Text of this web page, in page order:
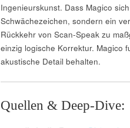
Ingenieurskunst. Dass Magico
Schwächezeichen, sondern ein
Rückkehr von Scan-Speak zu
einzig logische Korrektur. Magico
akustische Detail behalten.
Quellen & Deep-Dive: